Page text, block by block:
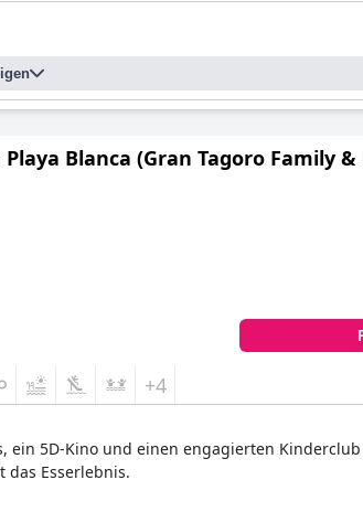
Blanca (Gran Tagoro Family
+4
ein 5D-Kino und einen engagierten
Esserlebnis.